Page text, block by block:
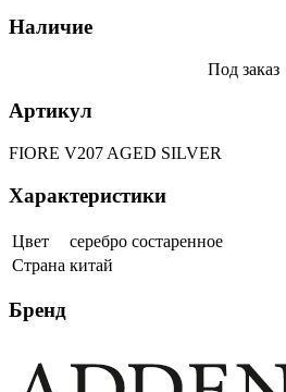
Наличие
Под заказ
Артикул
FIORE V207 AGED SILVER
Характеристики
Цвет
серебро состаренное
Страна китай
Бренд